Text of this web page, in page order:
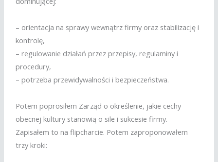
– orientacja na sprawy wewnątrz firmy oraz stabilizację i
kontrolę,
– regulowanie działań przez przepisy, regulaminy i
procedury,
– potrzeba przewidywalności i bezpieczeństwa.
Potem poprosiłem Zarząd o określenie, jakie cechy
obecnej kultury stanowią o sile i sukcesie firmy.
Zapisałem to na flipcharcie. Potem zaproponowałem
trzy kroki: